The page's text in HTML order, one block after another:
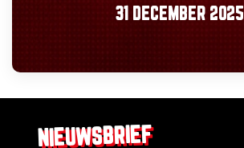
31 DECEMBER 2025
NIEUWSBRIEF